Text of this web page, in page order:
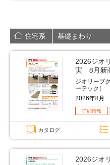
住宅系 基礎まわり
2026ジオ
実 8月新
ジオリーブ
ーテック）
2026年8月
詳細情報
カタログ
2026ジオ